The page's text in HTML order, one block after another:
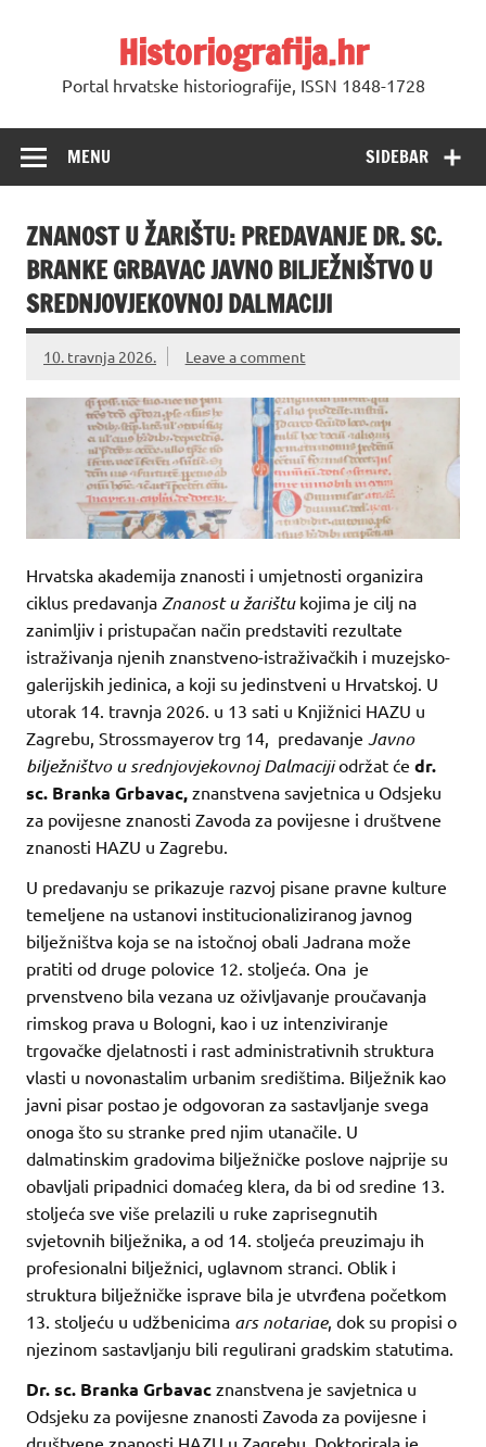
Historiografija.hr
Portal hrvatske historiografije, ISSN 1848-1728
SIDEBAR
MENU
ZNANOST U ŽARIŠTU: PREDAVANJE DR. SC.
BRANKE GRBAVAC JAVNO BILJEŽNIŠTVO U
SREDNJOVJEKOVNOJ DALMACIJI
10. travnja 2026. Leave a comment
Hrvatska akademija znanosti i umjetnosti organizira
ciklus predavanja Znanost u žarištukojima je cilj na
zanimljiv i pristupačan način predstaviti rezultate
istraživanja njenih znanstveno-istraživačkih i muzejsko-
galerijskih jedinica, a koji su jedinstveni u Hrvatskoj. U
utorak 14. travnja 2026. u 13 sati u Knjižnici HAZU u
Zagrebu, Strossmayerov trg 14, predavanje Javno
bilježništvo u srednjovjekovnoj Dalmacijiodržat će dr.
sc. Branka Grbavac, znanstvena savjetnica u Odsjeku
za povijesne znanosti Zavoda za povijesne i društvene
znanosti HAZU u Zagrebu.
U predavanju se prikazuje razvoj pisane pravne kulture
temeljene na ustanovi institucionaliziranog javnog
bilježništva koja se na istočnoj obali Jadrana može
pratiti od druge polovice 12. stoljeća. Ona je
prvenstveno bila vezana uz oživljavanje proučavanja
rimskog prava u Bologni, kao i uz intenziviranje
trgovačke djelatnosti i rast administrativnih struktura
vlasti u novonastalim urbanim središtima. Bilježnik kao
javni pisar postao je odgovoran za sastavljanje svega
onoga što su stranke pred njim utanačile. U
dalmatinskim gradovima bilježničke poslove najprije su
obavljali pripadnici domaćeg klera, da bi od sredine 13.
stoljeća sve više prelazili u ruke zaprisegnutih
svjetovnih bilježnika, a od 14. stoljeća preuzimaju ih
profesionalni bilježnici, uglavnom stranci. Oblik i
struktura bilježničke isprave bila je utvrđena početkom
13. stoljeću u udžbenicima ars notariae, dok su propisi o
njezinom sastavljanju bili regulirani gradskim statutima.
Dr. sc. Branka Grbavac znanstvena je savjetnica u
Odsjeku za povijesne znanosti Zavoda za povijesne i